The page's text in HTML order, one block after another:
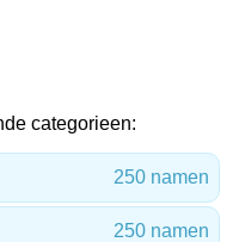
categorieen:
250 namen
250 namen